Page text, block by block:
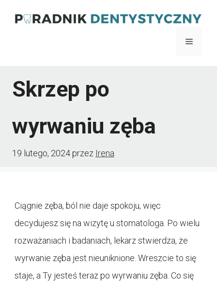
Menu
Skrzep po
wyrwaniu zęba
19 lutego, 2024przez Irena
Ciągnie zęba, ból nie daje spokoju, więc
decydujesz się na wizytę u stomatologa. Po wielu
rozważaniach i badaniach, lekarz stwierdza, że
wyrwanie zęba jest nieuniknione. Wreszcie to się
staje, a Ty jesteś teraz po wyrwaniu zęba. Co się